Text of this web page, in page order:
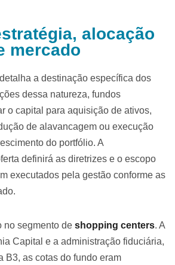
alocação
mercado
a destinação específica dos
dessa natureza, fundos
o capital para aquisição de ativos,
de alavancagem ou execução
do portfólio. A
definirá as diretrizes e o escopo
executados pela gestão conforme as
no segmento de shopping centers. A
Capital e a administração fiduciária,
B3, as cotas do fundo eram